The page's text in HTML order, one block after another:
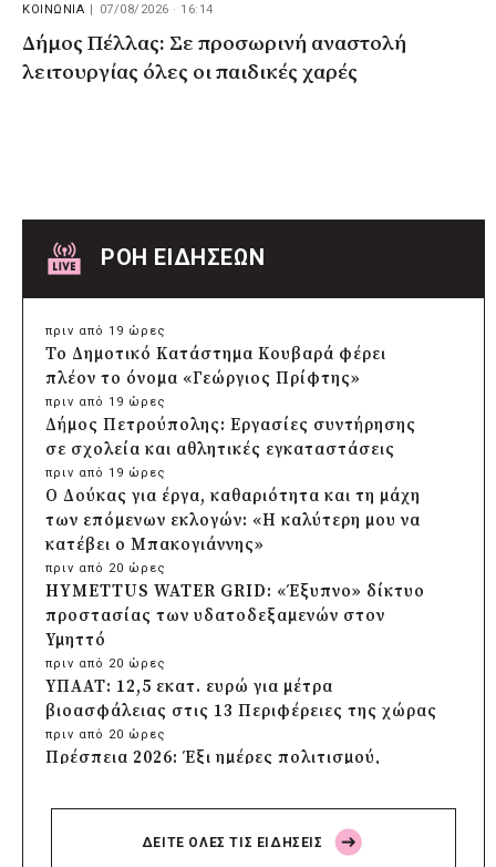
ΚΟΙΝΩΝΙΑ | 07/08/2026 · 16:14
Δήμος Πέλλας: Σε προσωρινή αναστολή
λειτουργίας όλες οι παιδικές χαρές
ΡΟΗ ΕΙΔΗΣΕΩΝ
πριν από 19 ώρες
Το Δημοτικό Κατάστημα Κουβαρά φέρει
πλέον το όνομα «Γεώργιος Πρίφτης»
πριν από 19 ώρες
Δήμος Πετρούπολης: Εργασίες συντήρησης
σε σχολεία και αθλητικές εγκαταστάσεις
πριν από 19 ώρες
Ο Δούκας για έργα, καθαριότητα και τη μάχη
των επόμενων εκλογών: «Η καλύτερη μου να
κατέβει ο Μπακογιάννης»
πριν από 20 ώρες
HYMETTUS WATER GRID: «Έξυπνο» δίκτυο
προστασίας των υδατοδεξαμενών στον
Υμηττό
πριν από 20 ώρες
ΥΠΑΑΤ: 12,5 εκατ. ευρώ για μέτρα
βιοασφάλειας στις 13 Περιφέρειες της χώρας
πριν από 20 ώρες
Πρέσπεια 2026: Έξι ημέρες πολιτισμού,
πριν από 21 ώρες
Δήμος Πέλλας: Σε προσωρινή αναστολή
λειτουργίας όλες οι παιδικές χαρές
ΔΕΙΤΕ ΟΛΕΣ ΤΙΣ ΕΙΔΗΣΕΙΣ